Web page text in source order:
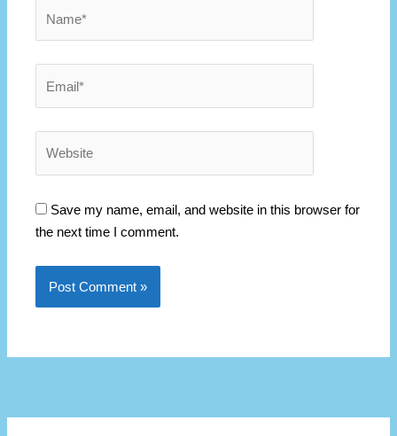
Save my name, email, and website in this browser for
the next time I comment.